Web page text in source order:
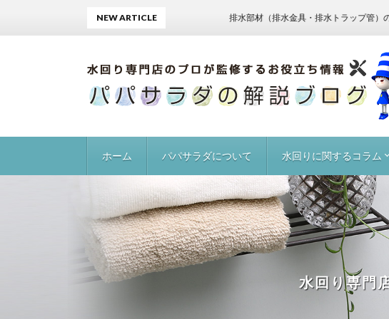
ホーム パパサラダについて 水回りに関するコラム
洗面ボウル／手洗器
蛇口／水栓金具
給排水部材
キッチン／台所
NEW ARTICLE 排水部材（排水金具・排水トラップ管）の選び方
水回り専門